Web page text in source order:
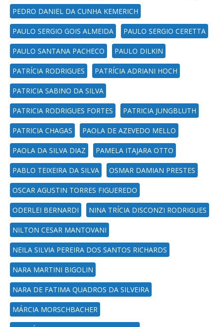
PEDRO DANIEL DA CUNHA KEMERICH
PAULO SERGIO GOIS ALMEIDA PAULO SERGIO CERETTA
PAULO SANTANA PACHECO PAULO DILKIN
PATRÍCIA RODRIGUES PATRÍCIA ADRIANI HOCH
PATRICIA SABINO DA SILVA
PATRICIA RODRIGUES FORTES PATRICIA JUNGBLUTH
PATRICIA CHAGAS PAOLA DE AZEVEDO MELLO
PAOLA DA SILVA DIAZ PAMELA ITAJARA OTTO
PABLO TEIXEIRA DA SILVA OSMAR DAMIAN PRESTES
OSCAR AGUSTIN TORRES FIGUEREDO
ODERLEI BERNARDI NINA TRÍCIA DISCONZI RODRIGUES
NILTON CESAR MANTOVANI
NEILA SILVIA PEREIRA DOS SANTOS RICHARDS
NARA MARTINI BIGOLIN
NARA DE FATIMA QUADROS DA SILVEIRA
MÁRCIA MORSCHBACHER